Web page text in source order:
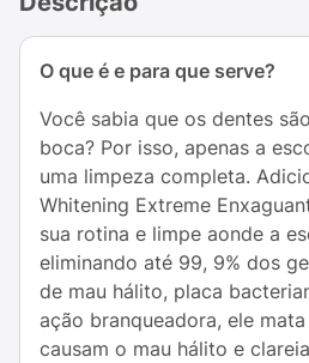
O que é e para que serve?
Você sabia que os dentes
boca? Por isso, apenas a
uma limpeza completa.
Whitening Extreme
sua rotina e limpe aonde a
eliminando até 99, 9% dos
de mau hálito, placa
ação branqueadora, ele
causam o mau hálito e